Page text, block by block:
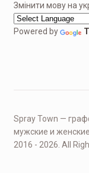
Змінити мову на
Powered by
Spray Town —
мужские и
2016 - 2026. All